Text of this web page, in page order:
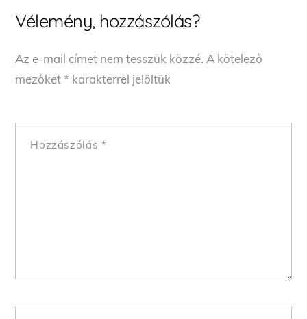
Vélemény, hozzászólás?
Az e-mail címet nem tesszük közzé. A kötelező
mezőket* karakterrel jelöltük
Hozzászólás *